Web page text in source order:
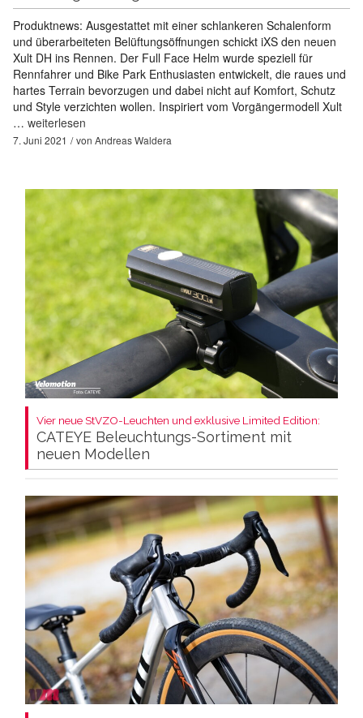
Produktnews: Ausgestattet mit einer schlankeren Schalenform
und überarbeiteten Belüftungsöffnungen schickt iXS den neuen
Xult DH ins Rennen. Der Full Face Helm wurde speziell für
Rennfahrer und Bike Park Enthusiasten entwickelt, die raues und
hartes Terrain bevorzugen und dabei nicht auf Komfort, Schutz
und Style verzichten wollen. Inspiriert vom Vorgängermodell Xult
… weiterlesen
7. Juni 2021 von Andreas Waldera
Vier neue StVZO-Leuchten und exklusive Limited Edition:
CATEYE Beleuchtungs-Sortiment mit
neuen Modellen